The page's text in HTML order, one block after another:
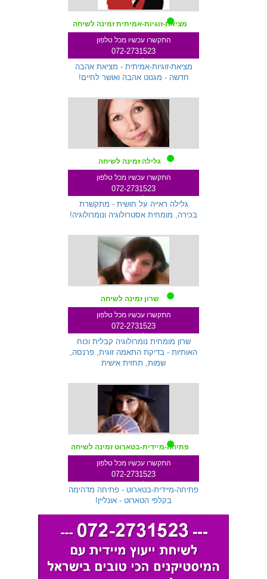
מציאת-זוגיות-אמיתית זמינה לשיחה
התקשרו עכשיו מכל טלפון
072-2731523
מציאת-זוגיות-אמיתית - מציאת אהבה
חדשה - מגנוט אהבה ואושר לחיים!
גלילה זמינה לשיחה
התקשרו עכשיו מכל טלפון
072-2731523
שלוחה 712
גלילה ראייה על חושית - מתקשרת
בכירה, מומחית אסטרולוגיה ונומרולוגיה!
שרון זמינה לשיחה
התקשרו עכשיו מכל טלפון
072-2731523
שלוחה 233
שרון מומחית נומרולוגיה קבלית וכוח
האותיות - בדיקת התאמה זוגית, פרנסה,
שמות, תחזית אישית
פתיחה-מיידית-בטארוט זמינה לשיחה
התקשרו עכשיו מכל טלפון
072-2731523
פתיחה-מיידית-בטארוט - פתיחה מדהימה
בקלפי הטארוט - אונליין!